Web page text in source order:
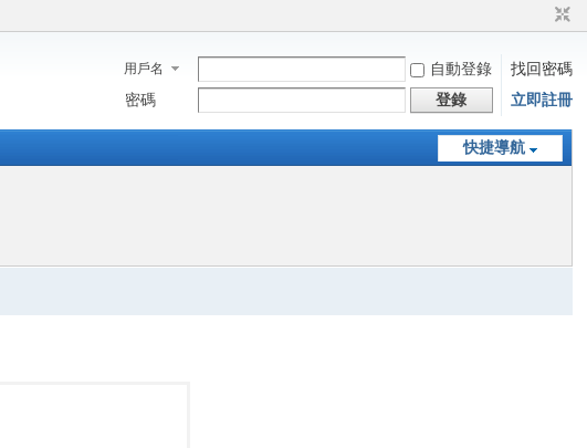
用戶名 自動登錄
找回密碼
密碼
登錄 立即註冊
快捷導航